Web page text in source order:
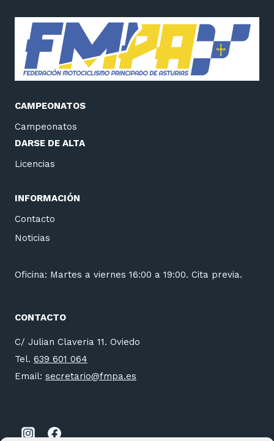
CAMPEONATOS
Campeonatos
DARSE DE ALTA
Licencias
INFORMACIÓN
Contacto
Noticias
Oficina: Martes a viernes 16:00 a 19:00. Cita previa.
CONTACTO
C/ Julian Claveria 11. Oviedo
Tel. 639 601 064
Email: secretario@fmpa.es